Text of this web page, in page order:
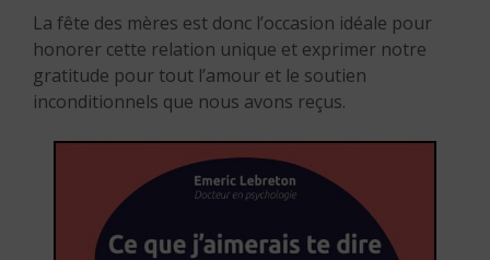
La fête des mères est donc l’occasion idéale pour
honorer cette relation unique et exprimer notre
gratitude pour tout l’amour et le soutien
inconditionnels que nous avons reçus.